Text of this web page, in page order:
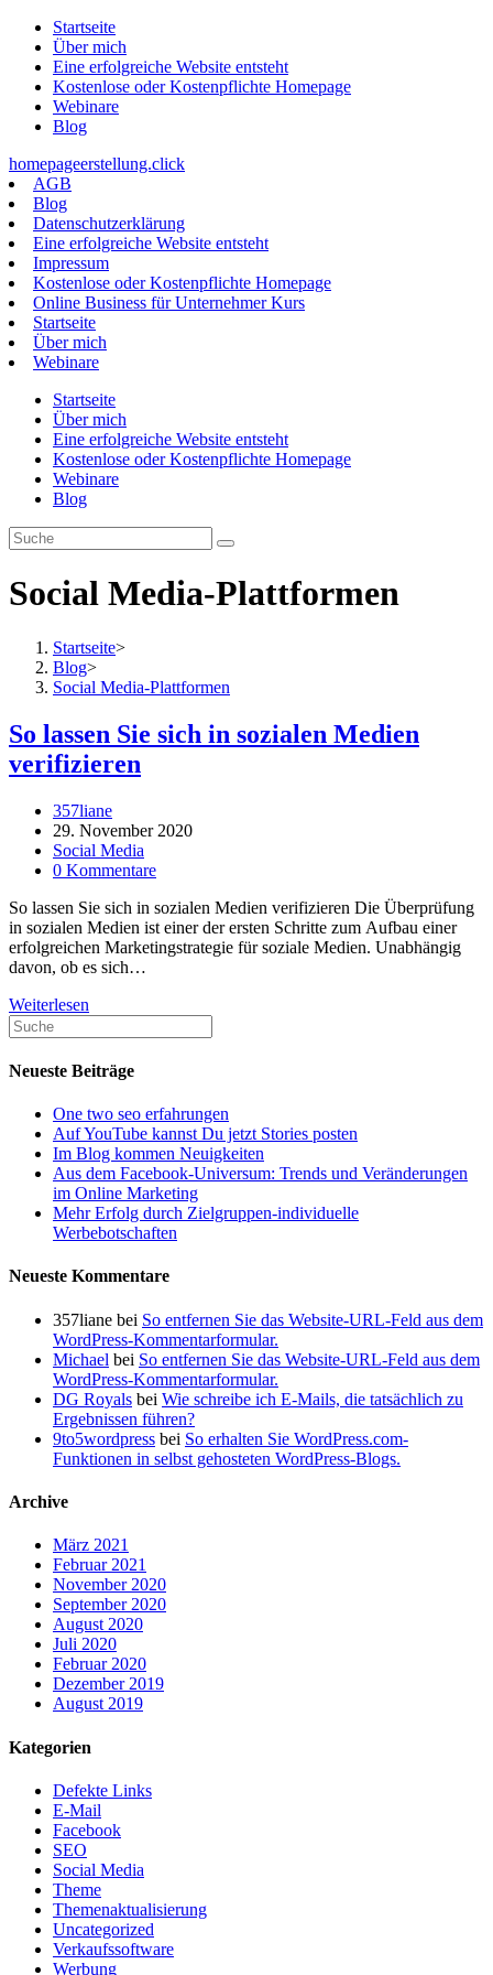
Zum
Inhalt
springen
Startseite
Über mich
Eine erfolgreiche Website entsteht
Kostenlose oder Kostenpflichte Homepage
Webinare
Blog
homepageerstellung.click
AGB
Blog
Datenschutzerklärung
Eine erfolgreiche Website entsteht
Impressum
Kostenlose oder Kostenpflichte Homepage
Online Business für Unternehmer Kurs
Startseite
Über mich
Webinare
Startseite
Über mich
Eine erfolgreiche Website entsteht
Kostenlose oder Kostenpflichte Homepage
Webinare
Blog
Social Media-Plattformen
Startseite>
Blog>
Social Media-Plattformen
So lassen Sie sich in sozialen Medien
verifizieren
Beitrags-
Autor:
357liane
Beitrag
veröffentlicht:
29. November 2020
Beitrags-
Kategorie:
Social Media
Beitrags-
0 Kommentare
So lassen Sie sich in sozialen Medien verifizieren Die Überprüfung
in sozialen Medien ist einer der ersten Schritte zum Aufbau einer
erfolgreichen Marketingstrategie für soziale Medien. Unabhängig
davon, ob es sich…
Weiterlesen
Sie
sich
in
Medien
verifizieren
Neueste Beiträge
One two seo erfahrungen
Auf YouTube kannst Du jetzt Stories posten
Im Blog kommen Neuigkeiten
Aus dem Facebook-Universum: Trends und Veränderungen
im Online Marketing
Mehr Erfolg durch Zielgruppen-individuelle
Werbebotschaften
Neueste Kommentare
357liane bei So entfernen Sie das Website-URL-Feld aus dem
WordPress-Kommentarformular.
Michael bei So entfernen Sie das Website-URL-Feld aus dem
WordPress-Kommentarformular.
DG Royals bei Wie schreibe ich E-Mails, die tatsächlich zu
Ergebnissen führen?
9to5wordpress bei So erhalten Sie WordPress.com-
Funktionen in selbst gehosteten WordPress-Blogs.
Archive
März 2021
Februar 2021
November 2020
September 2020
August 2020
Juli 2020
Februar 2020
Dezember 2019
August 2019
Kategorien
Defekte Links
E-Mail
Facebook
SEO
Social Media
Theme
Themenaktualisierung
Uncategorized
Verkaufssoftware
Werbung